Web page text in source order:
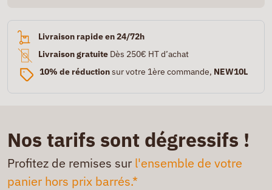
Livraison rapide en 24/72h
Livraison gratuite Dès 250€ HT d’achat
10% de réductionsur votre 1ère commande, NEW10L
Nos tarifs sont dégressifs !
Profitez de remises sur l'ensemble de votre
panier hors prix barrés.*